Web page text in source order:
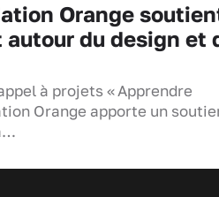
Orange
du design et
à projets « Apprendre
Orange apporte un